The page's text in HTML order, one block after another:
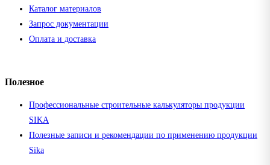
Каталог материалов
Запрос документации
Оплата и доставка
Полезное
Профессиональные строительные калькуляторы продукции
SIKA
Полезные записи и рекомендации по применению продукции
Sika